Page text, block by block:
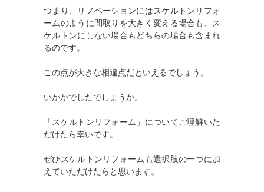
つまり、リノベーションにはスケルトンリフォ
ームのように間取りを大きく変える場合も、ス
ケルトンにしない場合もどちらの場合も含まれ
るのです。
この点が大きな相違点だといえるでしょう。
いかがでしたでしょうか。
「スケルトンリフォーム」についてご理解いた
だけたら幸いです。
ぜひスケルトンリフォームも選択肢の一つに加
えていただけたらと思います。